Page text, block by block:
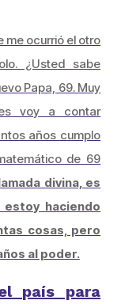
me ocurrió el otro
¿Usted sabe
Papa, 69. Muy
voy a contar
años cumplo
de 69
divina, es
haciendo
cosas, pero
al poder.
país para